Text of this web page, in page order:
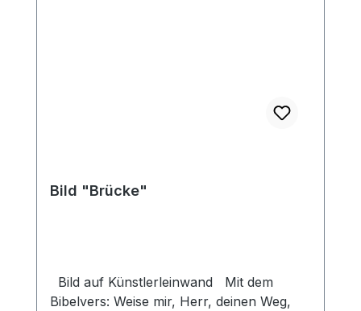
Bild "Brücke"
Bild auf Künstlerleinwand Mit dem
Bibelvers: Weise mir, Herr, deinen Weg,